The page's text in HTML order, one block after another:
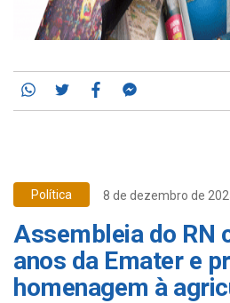
Whatsapp
TwitterFacebook
Política 8 de dezembro de
Assembleia do RN
anos da Emater e
homenagem à